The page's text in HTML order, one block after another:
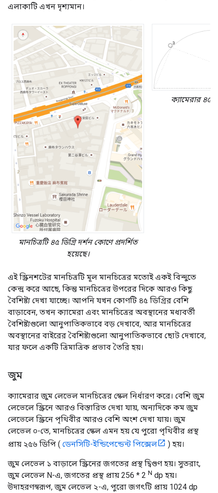
এলাকাটি এখন দৃশ্যমান।
মানচিত্রটি ৪৫ ডিগ্রি দর্শন কোণে প্রদর্শিত
হয়েছে।
ক্যামেরার ৪৫
এই স্ক্রিনশটের মানচিত্রটি মূল মানচিত্রের মতোই একই বিন্দুতে
কেন্দ্র করে আছে, কিন্তু মানচিত্রের উপরের দিকে আরও কিছু
বৈশিষ্ট্য দেখা যাচ্ছে। আপনি যখন কোণটি ৪৫ ডিগ্রির বেশি
বাড়াবেন, তখন ক্যামেরা এবং মানচিত্রের অবস্থানের মধ্যবর্তী
বৈশিষ্ট্যগুলো আনুপাতিকভাবে বড় দেখাবে, আর মানচিত্রের
অবস্থানের বাইরের বৈশিষ্ট্যগুলো আনুপাতিকভাবে ছোট দেখাবে,
যার ফলে একটি ত্রিমাত্রিক প্রভাব তৈরি হয়।
জুম
ক্যামেরার জুম লেভেল মানচিত্রের স্কেল নির্ধারণ করে। বেশি জুম
লেভেলে স্ক্রিনে আরও বিস্তারিত দেখা যায়, অন্যদিকে কম জুম
লেভেলে স্ক্রিনে পৃথিবীর আরও বেশি অংশ দেখা যায়। জুম
লেভেল ০-তে, মানচিত্রের স্কেল এমন হয় যে পুরো পৃথিবীর প্রস্থ
প্রায় ২৫৬ ডিপি ( ডেনসিটি-ইন্ডিপেন্ডেন্ট পিক্সেল ) হয়।
জুম লেভেল ১ বাড়ালে স্ক্রিনের জগতের প্রস্থ দ্বিগুণ হয়। সুতরাং,
জুম লেভেল N-এ, জগতের প্রস্থ প্রায় 256 * 2 N dp হয়।
উদাহরণস্বরূপ, জুম লেভেল ২-এ, পুরো জগৎটি প্রায় 1024 dp